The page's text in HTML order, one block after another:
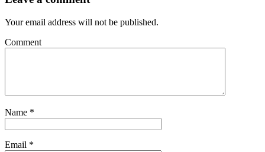
Your email address will not be published.
Comment
Name *
Email *